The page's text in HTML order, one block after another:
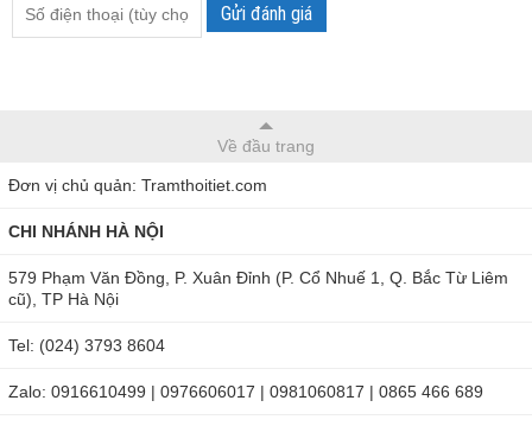
Gửi đánh giá
Về đầu trang
Đơn vị chủ quản: Tramthoitiet.com
CHI NHÁNH HÀ NỘI
579 Phạm Văn Đồng, P. Xuân Đỉnh (P. Cổ Nhuế 1, Q. Bắc Từ Liêm
cũ), TP Hà Nội
Tel: (024) 3793 8604
Zalo: 0916610499 | 0976606017 | 0981060817 | 0865 466 689